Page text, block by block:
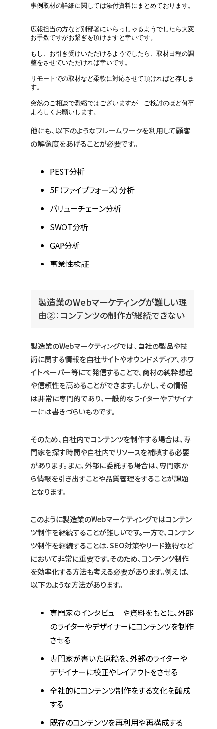
事例取材の詳細に関しては添付資料にまとめております。
広報担当の方など別部署にいらっしゃるようでしたら大変
お手数ですがお繋ぎを頂けますと幸いです。
もし、お引き受けいただけるようでしたら、取材日程の調
整をさせていただければ幸いです。
リモートでの取材など柔軟に対応させて頂ければと存じま
す。
突然のご相談で恐縮ではございますが、ご検討のほど何卒
よろしくお願いします。
他にも、以下のようなフレームワークを利用して顧客
の解像度をあげることが必要です。
PEST分析
5F（ファイブフォース）分析
バリューチェーン分析
SWOT分析
GAP分析
事業性検証
製造業のWebマーケティングが難しい理
由②：コンテンツの制作が継続できない
製造業のWebマーケティングでは、自社の製品や技
術に関する情報を自社サイトやオウンドメディア、ホワ
イトペーパー等にて発信することで、商材の純粋想起
や信頼性を高めることができます。しかし、その情報
は非常に専門的であり、一般的なライターやデザイナ
ーには書きづらいものです。
そのため、自社内でコンテンツを制作する場合は、専
門家を探す時間や自社内でリソースを補填する必要
があります。また、外部に委託する場合は、専門家か
ら情報を引き出すことや品質管理をすることが課題
となります。
このように製造業のWebマーケティングではコンテン
ツ制作を継続することが難しいです。一方で、コンテン
ツ制作を継続することは、SEO対策やリード獲得など
において非常に重要です。そのため、コンテンツ制作
を効率化する方法も考える必要があります。例えば、
以下のような方法があります。
専門家のインタビューや資料をもとに、外部
のライターやデザイナーにコンテンツを制作
させる
専門家が書いた原稿を、外部のライターや
デザイナーに校正やレイアウトをさせる
全社的にコンテンツ制作をする文化を醸成
する
既存のコンテンツを再利用や再構成する